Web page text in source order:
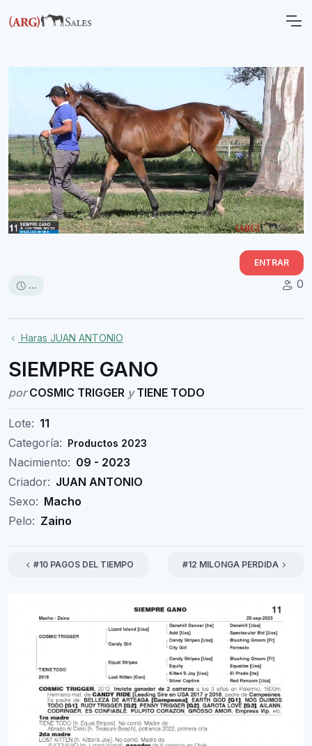
ENTRAR
... 0
Haras JUAN ANTONIO
SIEMPRE GANO
porCOSMIC TRIGGER yTIENE TODO
Lote: 11
Categoría: Productos 2023
Nacimiento: 09 - 2023
Criador: JUAN ANTONIO
Sexo: Macho
Pelo: Zaino
#10 PAGOS DEL TIEMPO #12 MILONGA PERDIDA